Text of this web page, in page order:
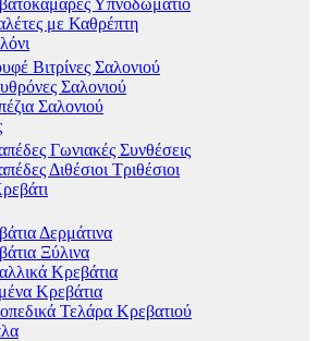
Υπνοδωμάτιο
με Καθρέπτη
Βιτρίνες Σαλονιού
Σαλονιού
Σαλονιού
Γωνιακές Συνθέσεις
Διθέσιοι Τριθέσιοι
Δερμάτινα
Ξύλινα
Κρεβάτια
Κρεβάτια
Τελάρα Κρεβατιού